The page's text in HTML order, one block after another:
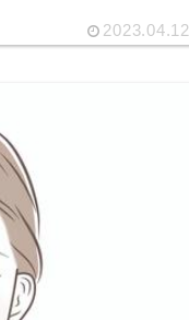
2023.04.12